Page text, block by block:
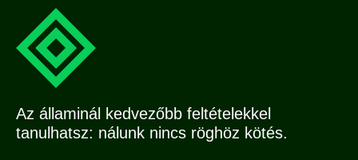
Az államinál kedvezőbb feltételekkel
tanulhatsz: nálunk nincs röghöz kötés.